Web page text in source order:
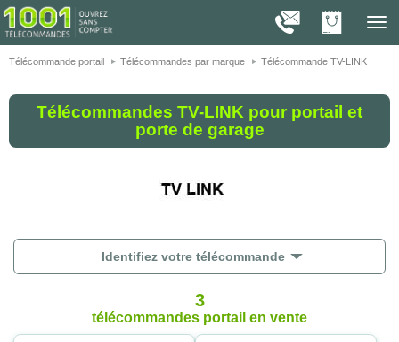
1001
Télécommande portail
Télécommandes par marque Télécommande TV-LINK
Télécommandes TV-LINK pour portail et
porte de garage
Identifiez votre télécommande
3
télécommandes portail en vente
On vous présente nos cookies !